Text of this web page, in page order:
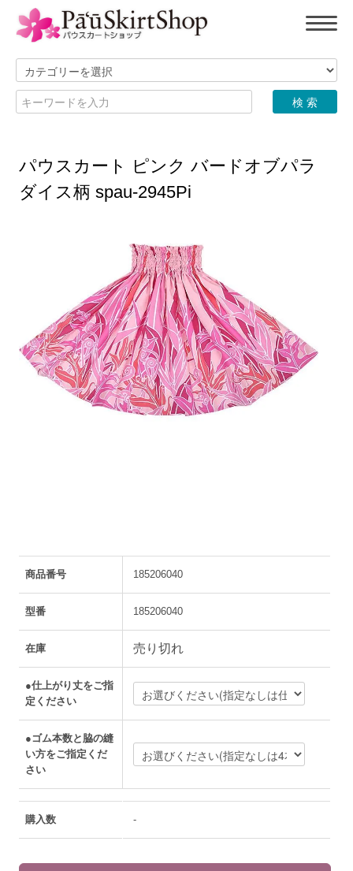
パウスカート ピンク バードオブパラ
ダイス柄 spau-2945Pi
商品番号 185206040
型番 185206040
在庫 売り切れ
●仕上がり丈をご指
定ください
●ゴム本数と脇の縫
い方をご指定くだ
さい
購入数 -